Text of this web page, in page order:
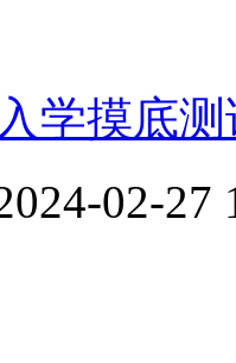
学摸底
02-27